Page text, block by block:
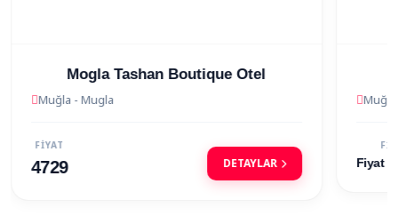
La Vida Hotel Datca
Muğla - Mugla
FİYAT
Fiyat Sorunuz Fiyat